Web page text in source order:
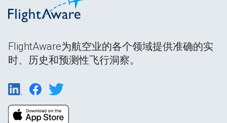
FlightAware为航空业的各个领域提供准确的实
时、历史和预测性飞行洞察。